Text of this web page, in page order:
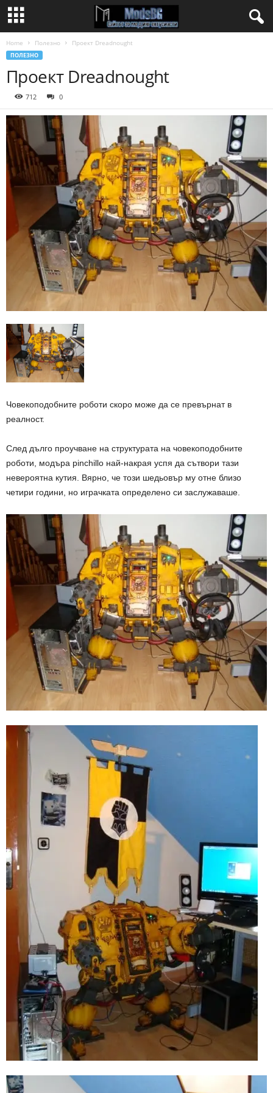
Home Полезно Проект Dreadnought
ПОЛЕЗНО
Проект Dreadnought
712 0
Човекоподобните роботи скоро може да се превърнат в
реалност.
След дълго проучване на структурата на човекоподобните
роботи, модъра pinchillo най-накрая успя да сътвори тази
невероятна кутия. Вярно, че този шедьовър му отне близо
четири години, но играчката определено си заслужаваше.